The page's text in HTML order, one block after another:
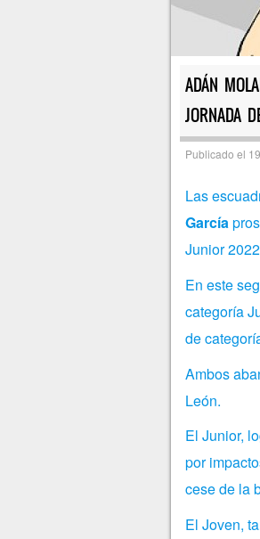
ADÁN
JORNADA
Publicado el
Las
García
Junior
En este
categoría
de
Ambos
León.
El Junior,
por
cese de la
El Joven,